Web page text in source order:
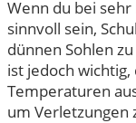
Wenn du bei
sinnvoll sein,
dünnen Sohlen
ist jedoch wichtig,
Temperaturen
um Verletzungen